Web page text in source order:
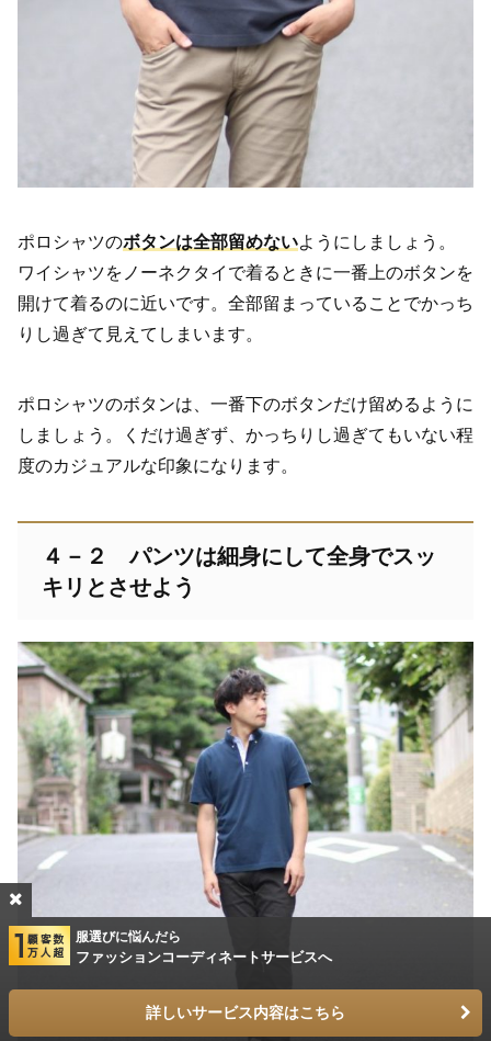
ポロシャツのボタンは全部留めないようにしましょう。
ワイシャツをノーネクタイで着るときに一番上のボタンを
開けて着るのに近いです。全部留まっていることでかっち
りし過ぎて見えてしまいます。
ポロシャツのボタンは、一番下のボタンだけ留めるように
しましょう。くだけ過ぎず、かっちりし過ぎてもいない程
度のカジュアルな印象になります。
４－２ パンツは細身にして全身でスッ
キリとさせよう
服選びに悩んだら
ファッションコーディネートサービスへ
詳しいサービス内容はこちら